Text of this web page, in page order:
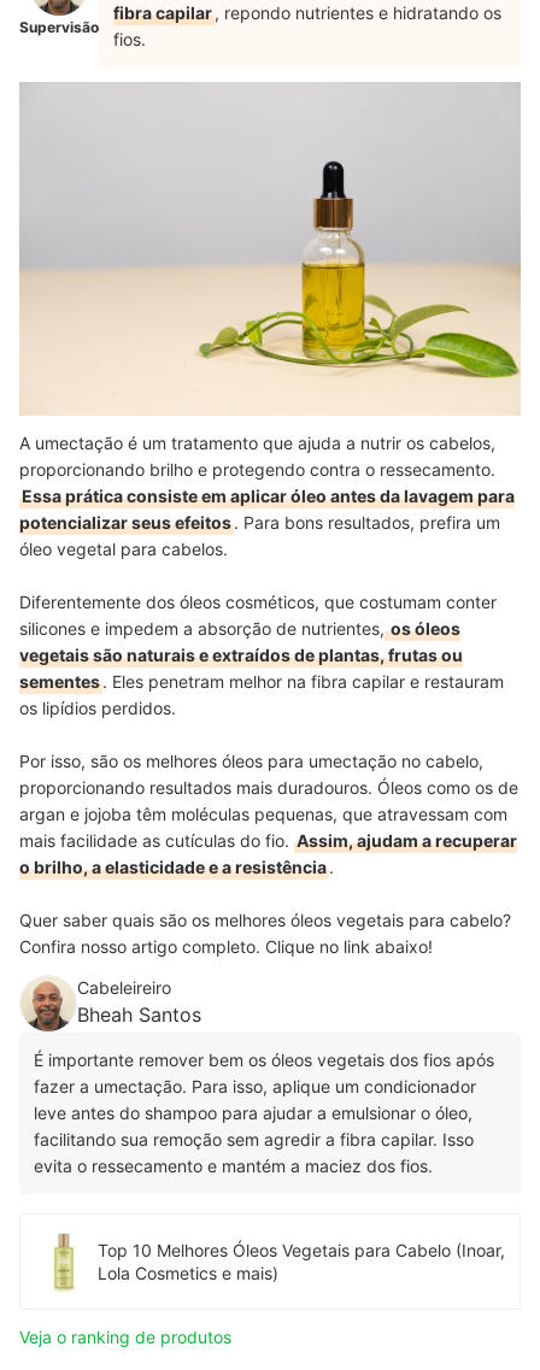
Supervisão
fibra capilar, repondo nutrientes e hidratando os
fios.
A umectação é um tratamento que ajuda a nutrir os cabelos,
proporcionando brilho e protegendo contra o ressecamento.
Essa prática consiste em aplicar óleo antes da lavagem para
potencializar seus efeitos. Para bons resultados, prefira um
óleo vegetal para cabelos.
Diferentemente dos óleos cosméticos, que costumam conter
silicones e impedem a absorção de nutrientes,os óleos
vegetais são naturais e extraídos de plantas, frutas ou
sementes. Eles penetram melhor na fibra capilar e restauram
os lipídios perdidos.
Por isso, são os melhores óleos para umectação no cabelo,
proporcionando resultados mais duradouros. Óleos como os de
argan e jojoba têm moléculas pequenas, que atravessam com
mais facilidade as cutículas do fio. Assim, ajudam a recuperar
o brilho, a elasticidade e a resistência.
Quer saber quais são os melhores óleos vegetais para cabelo?
Confira nosso artigo completo. Clique no link abaixo!
Cabeleireiro
Bheah Santos
É importante remover bem os óleos vegetais dos fios após
fazer a umectação. Para isso, aplique um condicionador
leve antes do shampoo para ajudar a emulsionar o óleo,
facilitando sua remoção sem agredir a fibra capilar. Isso
evita o ressecamento e mantém a maciez dos fios.
Top 10 Melhores Óleos Vegetais para Cabelo (Inoar,
Lola Cosmetics e mais)
Veja o ranking de produtos